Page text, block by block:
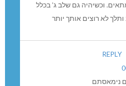
וכשיהיה גם שלב ג’ בכלל
לא רוצים אותך יותר
REPLY
נימאסתם